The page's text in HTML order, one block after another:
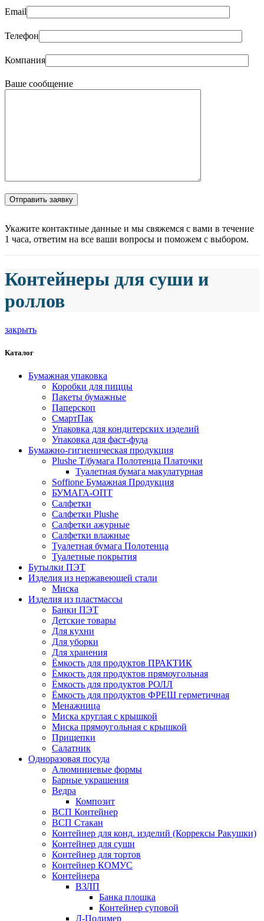
Email
Телефон
Компания
Ваше сообщение
Укажите контактные данные и мы свяжемся с вами в течение
1 часа, ответим на все ваши вопросы и поможем с выбором.
Контейнеры для суши и
роллов
закрыть
Каталог
Бумажная упаковка
Коробки для пиццы
Пакеты бумажные
Паперскоп
СмартПак
Упаковка для кондитерских иэделий
Упаковка для фаст-фуда
Бумажно-гигиеническая продукция
Plushe Т/бумага Полотенца Платочки
Туалетная бумага макулатурная
Soffione Бумажная Продукция
БУМАГА-ОПТ
Салфетки
Салфетки Plushe
Салфетки ажурные
Салфетки влажные
Туалетная бумага Полотенца
Туалетные покрытия
Бутылки ПЭТ
Изделия из нержавеющей стали
Миска
Изделия из пластмассы
Банки ПЭТ
Детские товары
Для кухни
Для уборки
Для хранения
Ёмкость для продуктов ПРАКТИК
Ёмкость для продуктов прямоугольная
Ёмкость для продуктов РОЛЛ
Ёмкость для продуктов ФРЕШ герметичная
Менажница
Миска круглая с крышкой
Миска прямоугольная с крышкой
Прищепки
Салатник
Одноразовая посуда
Алюминиевые формы
Барные украшения
Ведра
Композит
ВСП Контейнер
ВСП Стакан
Контейнер для конд. изделий (Коррексы Ракушки)
Контейнер для суши
Контейнер для тортов
Контейнер КОМУС
Контейнера
ВЗЛП
Банка плошка
Контейнер суповой
Д-Полимер